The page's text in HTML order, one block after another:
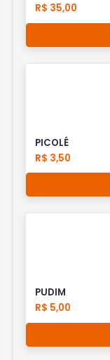
R$ 35,00
PICOLÉ
R$ 3,50
PUDIM
R$ 5,00